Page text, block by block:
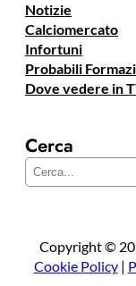
Notizie
Calciomercato
Infortuni
Probabili
Dove vedere in
Cerca
Copyright ©
Cookie Policy|